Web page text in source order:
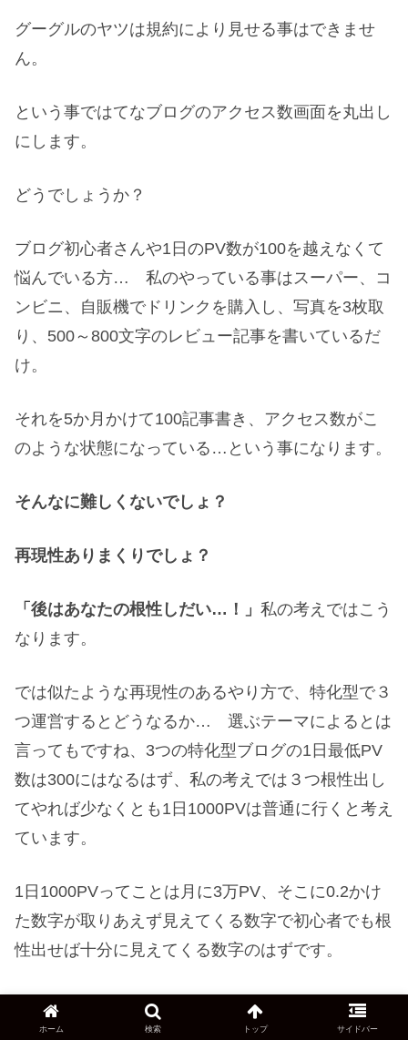
グーグルのヤツは規約により見せる事はできませ
ん。
という事ではてなブログのアクセス数画面を丸出し
にします。
どうでしょうか？
ブログ初心者さんや1日のPV数が100を越えなくて
悩んでいる方… 私のやっている事はスーパー、コ
ンビニ、自販機でドリンクを購入し、写真を3枚取
り、500～800文字のレビュー記事を書いているだ
け。
それを5か月かけて100記事書き、アクセス数がこ
のような状態になっている…という事になります。
そんなに難しくないでしょ？
再現性ありまくりでしょ？
「後はあなたの根性しだい…！」 私の考えではこう
なります。
では似たような再現性のあるやり方で、特化型で３
つ運営するとどうなるか… 選ぶテーマによるとは
言ってもですね、3つの特化型ブログの1日最低PV
数は300にはなるはず、私の考えでは３つ根性出し
てやれば少なくとも1日1000PVは普通に行くと考え
ています。
1日1000PVってことは月に3万PV、そこに0.2かけ
た数字が取りあえず見えてくる数字で初心者でも根
性出せば十分に見えてくる数字のはずです。
アマゾンや楽天なども併用してPV×1円を超えるよ
うになると物販系特化型ブログの良い部分が見えて
ホーム 検索 トップ サイドバー